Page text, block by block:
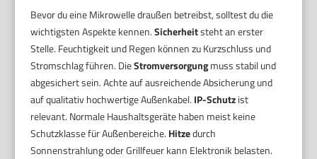
Bevor du eine Mikrowelle draußen betreibst, solltest du die
wichtigsten Aspekte kennen.Sicherheitsteht an erster
Stelle. Feuchtigkeit und Regen können zu Kurzschluss und
Stromschlag führen. DieStromversorgungmuss stabil und
abgesichert sein. Achte auf ausreichende Absicherung und
auf qualitativ hochwertige Außenkabel. IP-Schutzist
relevant. Normale Haushaltsgeräte haben meist keine
Schutzklasse für Außenbereiche. Hitzedurch
Sonnenstrahlung oder Grillfeuer kann Elektronik belasten.